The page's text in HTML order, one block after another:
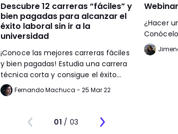
Descubre 12 carreras “fáciles” y
bien pagadas para alcanzar el
éxito laboral sin ir a la
universidad
¡Conoce las mejores carreras fáciles
y bien pagadas! Estudia una carrera
técnica corta y consigue el éxito
laboral sin gastar millones.
Fernando Machuca - 25 Mar 22
¿Hacer
01 / 03